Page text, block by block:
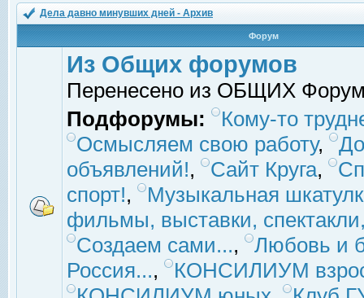
Дела давно минувших дней - Архив
Форум
Из Общих форумов
Перенесено из ОБЩИХ
Подфорумы:
Кому-то
Осмысляем свою работу,
объявлений!, Сайт Круга,
спорт!,
Музыкальная
фильмы, выставки,
Создаем сами...,
Любовь и
Россия...,
КОНСИЛИУМ